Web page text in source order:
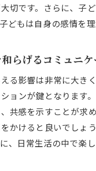
切です。さらに、子
どもは自身の感情を
らげるコミュニ
る影響は非常に大き
ョンが鍵となります
共感を示すことが求
かけると良いでしょ
、日常生活の中で楽